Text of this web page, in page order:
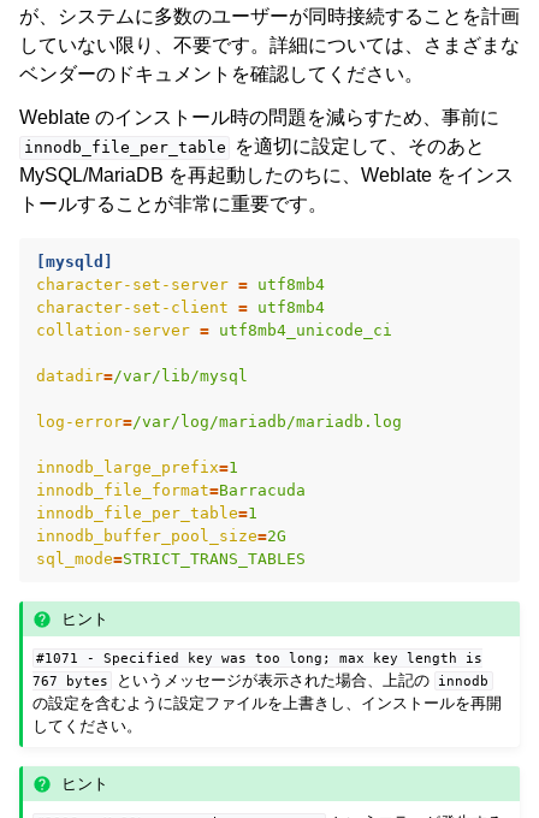
が、システムに多数のユーザーが同時接続することを計画
していない限り、不要です。詳細については、さまざまな
ベンダーのドキュメントを確認してください。
Weblate のインストール時の問題を減らすため、事前に
innodb_file_per_table
を適切に設定して、そのあと
MySQL/MariaDB を再起動したのちに、Weblate をインス
トールすることが非常に重要です。
[mysqld]
character-set-server = utf8mb4
character-set-client = utf8mb4
collation-server = utf8mb4_unicode_ci
datadir=/var/lib/mysql
log-error=/var/log/mariadb/mariadb.log
innodb_large_prefix=1
innodb_file_format=Barracuda
innodb_file_per_table=1
innodb_buffer_pool_size=2G
sql_mode=STRICT_TRANS_TABLES
ヒント
#1071 - Specified key was too long; max key length
is
767
bytes というメッセージが表示された場合、上記の innodb
の設定を含むように設定ファイルを上書きし、インストールを再開
してください。
ヒント